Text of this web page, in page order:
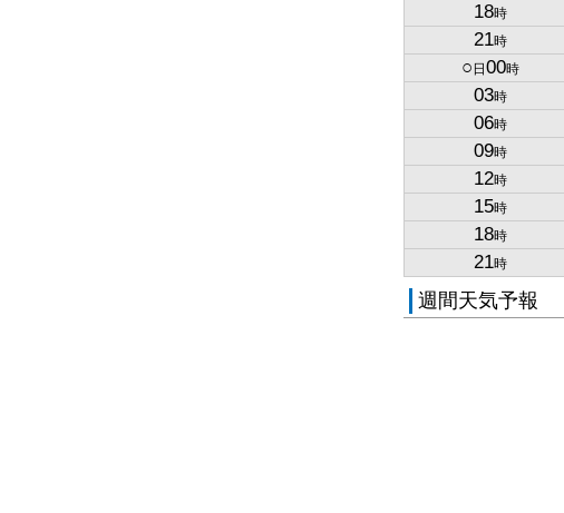
18時
21時
○ 日 00時
03時
06時
09時
12時
15時
18時
21時
週間天気予報